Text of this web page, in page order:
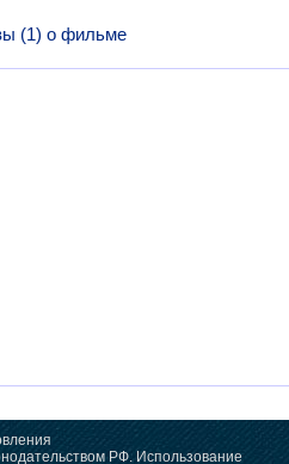
(1) о фильме
РФ. Использование